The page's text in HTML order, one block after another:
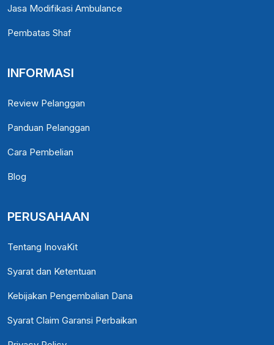
Jasa Modifikasi Ambulance
Pembatas Shaf
INFORMASI
Review Pelanggan
Panduan Pelanggan
Cara Pembelian
Blog
PERUSAHAAN
Tentang InovaKit
Syarat dan Ketentuan
Kebijakan Pengembalian Dana
Syarat Claim Garansi Perbaikan